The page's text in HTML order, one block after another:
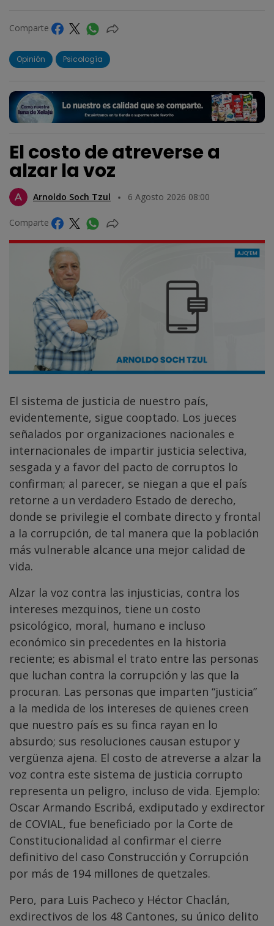
Comparte
Opinión Psicología
El costo de atreverse a
alzar la voz
Arnoldo Soch Tzul 6 Agosto 2026 08:00
Comparte
El sistema de justicia de nuestro país,
evidentemente, sigue cooptado. Los jueces
señalados por organizaciones nacionales e
internacionales de impartir justicia selectiva,
sesgada y a favor del pacto de corruptos lo
confirman; al parecer, se niegan a que el país
retorne a un verdadero Estado de derecho,
donde se privilegie el combate directo y frontal
a la corrupción, de tal manera que la población
más vulnerable alcance una mejor calidad de
vida.
Alzar la voz contra las injusticias, contra los
intereses mezquinos, tiene un costo
psicológico, moral, humano e incluso
económico sin precedentes en la historia
reciente; es abismal el trato entre las personas
que luchan contra la corrupción y las que la
procuran. Las personas que imparten “justicia”
a la medida de los intereses de quienes creen
que nuestro país es su finca rayan en lo
absurdo; sus resoluciones causan estupor y
vergüenza ajena. El costo de atreverse a alzar la
voz contra este sistema de justicia corrupto
representa un peligro, incluso de vida. Ejemplo:
Oscar Armando Escribá, exdiputado y exdirector
de COVIAL, fue beneficiado por la Corte de
Constitucionalidad al confirmar el cierre
definitivo del caso Construcción y Corrupción
por más de 194 millones de quetzales.
Pero, para Luis Pacheco y Héctor Chaclán,
exdirectivos de los 48 Cantones, su único delito